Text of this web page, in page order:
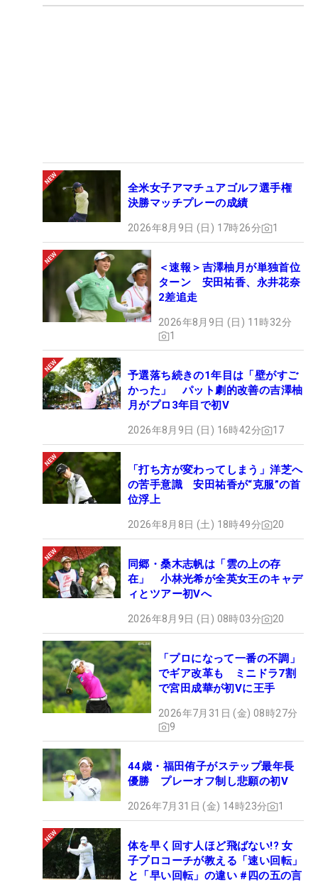
全米女子アマチュアゴルフ選手権
決勝マッチプレーの成績
2026年8月9日 (日) 17時26分 1
＜速報＞吉澤柚月が単独首位
ターン 安田祐香、永井花奈
2差追走
2026年8月9日 (日) 11時32分
1
予選落ち続きの1年目は「壁がすご
かった」 パット劇的改善の吉澤柚
月がプロ3年目で初V
2026年8月9日 (日) 16時42分 17
「打ち方が変わってしまう」洋芝へ
の苦手意識 安田祐香が“克服”の首
位浮上
2026年8月8日 (土) 18時49分 20
同郷・桑木志帆は「雲の上の存
在」 小林光希が全英女王のキャデ
ィとツアー初Vへ
2026年8月9日 (日) 08時03分 20
「プロになって一番の不調」
でギア改革も ミニドラ7割
で宮田成華が初Vに王手
2026年7月31日 (金) 08時27分
9
44歳・福田侑子がステップ最年長
優勝 プレーオフ制し悲願の初V
2026年7月31日 (金) 14時23分 1
体を早く回す人ほど飛ばない!? 女
子プロコーチが教える「速い回転」
と「早い回転」の違い #四の五の言